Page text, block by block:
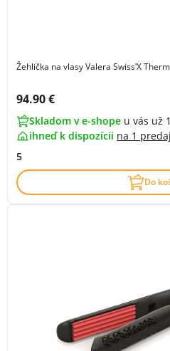
Žehlička na vlasy Valera SwissʹX
Cena s DPH:
94.90 €
Skladom v e-shope u vás už
ihneď k dispozícii na 1
5
Do